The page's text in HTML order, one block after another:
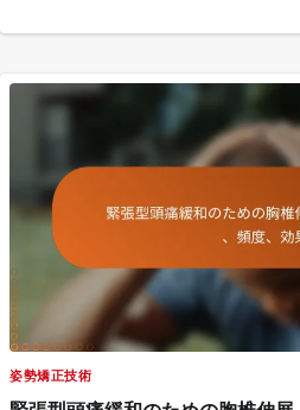
姿勢矯正技術